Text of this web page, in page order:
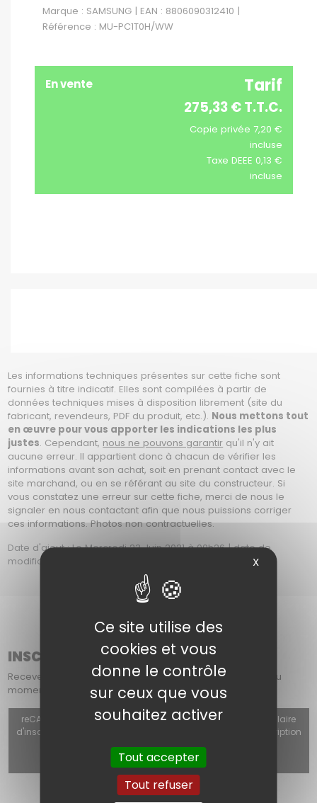
Marque : SAMSUNG | EAN : 8806090312410 |
Référence : MU-PC1T0H/WW
En vente Tarif
275,33 € T.T.C.
Copie privée 7,20 €
incluse
Taxe DEEE 0,13 €
incluse
Les informations techniques présentes sur cette fiche sont
fournies à titre indicatif. Elles sont compilées à partir de
données techniques mises à disposition librement (site du
fabricant, revendeurs, PDF du produit, etc.). Nous mettons tout
en œuvre pour vous apporter les indications les plus
justes. Cependant, nous ne pouvons garantir qu'il n'y ait
aucune erreur. Il appartient donc à chacun de vérifier les
informations avant son achat, soit en prenant contact avec le
site marchand, ou en se référant au site du constructeur. Si
vous constatez une erreur sur cette fiche, merci de nous le
signaler en nous contactant afin que nous puissions corriger
ces informations. Photos non contractuelles.
Date d'ajout : Le Mercredi 23 Juin 2021 à 00h26 | date de
modification : Le Vendredi 07 Aout 2026 à 16h19
INSCRIPTION À NOTRE NEWSLETTER
Recevez chaque mois dans votre boîte mail : les offres du
moment, les nouveautés et nos actualités.
reCAPTCHA v3 (Autorisation obligatoire pour utiliser le formulaire
d'inscription, le formulaire de contact ou le formulaire d'inscription
à la newsletter) est désactivé.
X
Ce site utilise des
cookies et vous
donne le contrôle
sur ceux que vous
souhaitez activer
Tout accepter
Tout refuser